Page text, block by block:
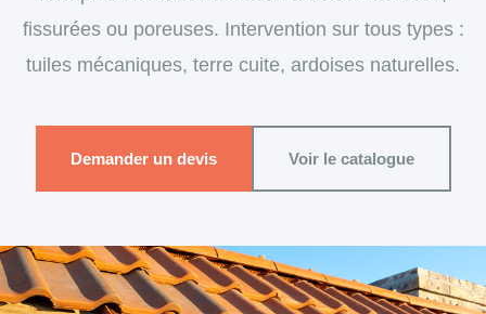
fissurées ou poreuses. Intervention sur tous types :
tuiles mécaniques, terre cuite, ardoises naturelles.
Demander un devis Voir le catalogue